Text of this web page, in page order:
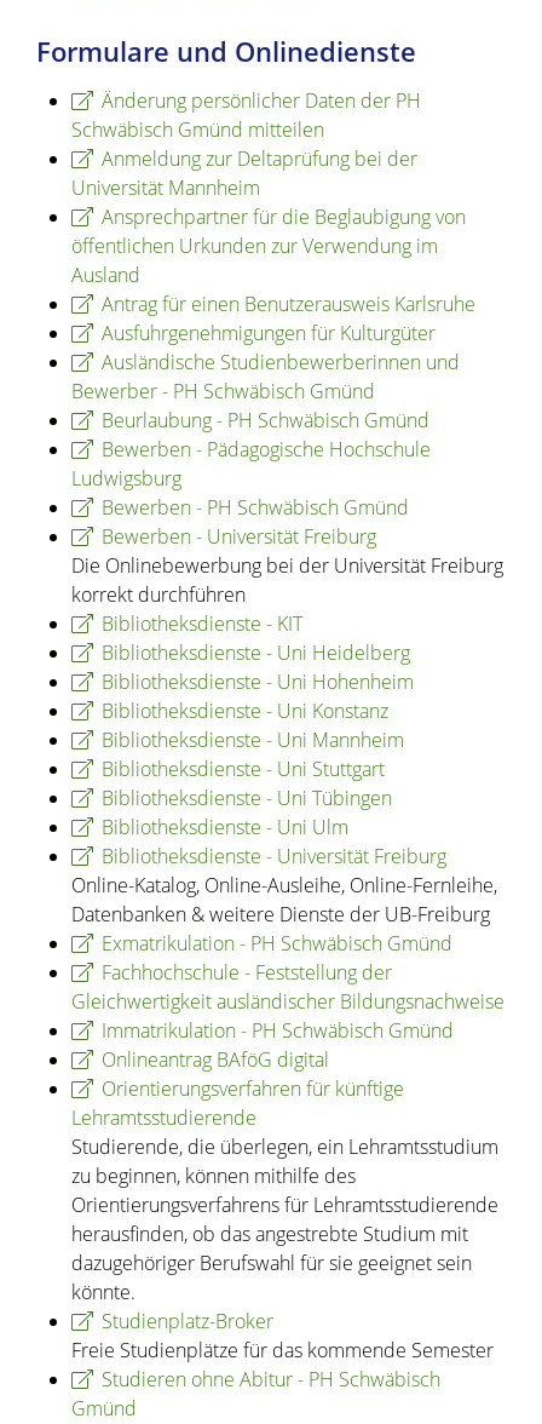
Formulare und Onlinedienste
Änderung persönlicher Daten der PH
Schwäbisch Gmünd mitteilen
Anmeldung zur Deltaprüfung bei der
Universität Mannheim
Ansprechpartner für die Beglaubigung von
öffentlichen Urkunden zur Verwendung im
Ausland
Antrag für einen Benutzerausweis Karlsruhe
Ausfuhrgenehmigungen für Kulturgüter
Ausländische Studienbewerberinnen und
Bewerber - PH Schwäbisch Gmünd
Beurlaubung - PH Schwäbisch Gmünd
Bewerben - Pädagogische Hochschule
Ludwigsburg
Bewerben - PH Schwäbisch Gmünd
Bewerben - Universität Freiburg
Die Onlinebewerbung bei der Universität Freiburg
korrekt durchführen
Bibliotheksdienste - KIT
Bibliotheksdienste - Uni Heidelberg
Bibliotheksdienste - Uni Hohenheim
Bibliotheksdienste - Uni Konstanz
Bibliotheksdienste - Uni Mannheim
Bibliotheksdienste - Uni Stuttgart
Bibliotheksdienste - Uni Tübingen
Bibliotheksdienste - Uni Ulm
Bibliotheksdienste - Universität Freiburg
Online-Katalog, Online-Ausleihe, Online-Fernleihe,
Datenbanken & weitere Dienste der UB-Freiburg
Exmatrikulation - PH Schwäbisch Gmünd
Fachhochschule - Feststellung der
Gleichwertigkeit ausländischer Bildungsnachweise
Immatrikulation - PH Schwäbisch Gmünd
Onlineantrag BAföG digital
Orientierungsverfahren für künftige
Lehramtsstudierende
Studierende, die überlegen, ein Lehramtsstudium
zu beginnen, können mithilfe des
Orientierungsverfahrens für Lehramtsstudierende
herausfinden, ob das angestrebte Studium mit
dazugehöriger Berufswahl für sie geeignet sein
könnte.
Studienplatz-Broker
Freie Studienplätze für das kommende Semester
Studieren ohne Abitur - PH Schwäbisch
Gmünd